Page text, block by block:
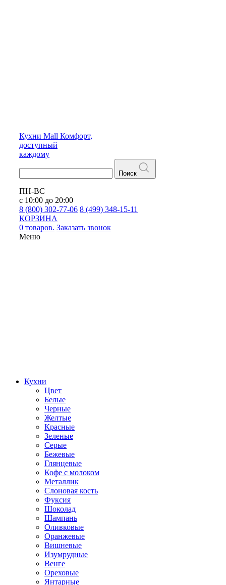
Кухни Mall Комфорт,
доступный
каждому
Поиск
ПН-ВС
с 10:00 до 20:00
8 (800) 302-77-06 8 (499) 348-15-11
КОРЗИНА
0 товаров. Заказать звонок
Меню
Кухни
Цвет
Белые
Черные
Желтые
Красные
Зеленые
Серые
Бежевые
Глянцевые
Кофе с молоком
Металлик
Слоновая кость
Фуксия
Шоколад
Шампань
Оливковые
Оранжевые
Вишневые
Изумрудные
Венге
Ореховые
Янтарные